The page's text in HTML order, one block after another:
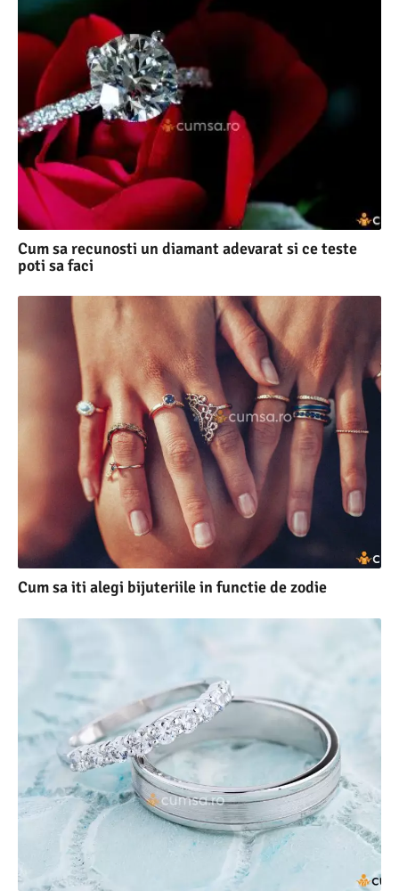
Cum sa recunosti un diamant adevarat si ce teste
poti sa faci
Cum sa iti alegi bijuteriile in functie de zodie